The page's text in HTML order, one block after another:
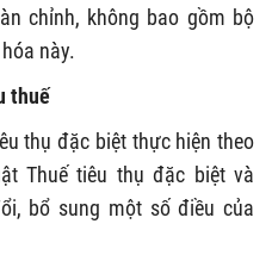
chỉnh, không bao gồm bộ
này.
thuế
thụ đặc biệt thực hiện theo
Thuế tiêu thụ đặc biệt và
bổ sung một số điều của